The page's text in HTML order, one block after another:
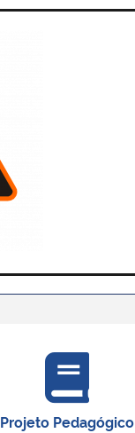
Projeto Pedagógico